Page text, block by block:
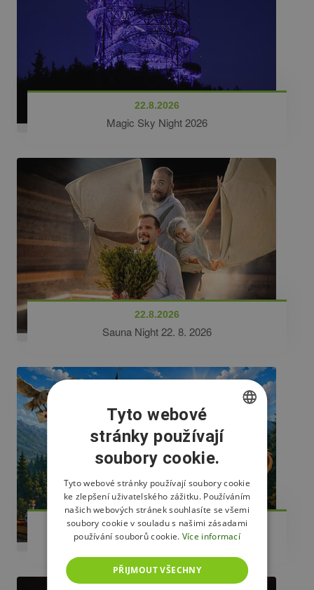
22.8.2026
Magic Sky Night 2026
22.8.2026
Sauna Night 22. 8. 2026
29.8.2026
Loučení s létem 2026
CZECH
ENGLISH
POLISH
Tyto webové
stránky používají
soubory cookie.
Tyto webové stránky používají soubory cookie
ke zlepšení uživatelského zážitku. Používáním
našich webových stránek souhlasíte se všemi
soubory cookie v souladu s našimi zásadami
používání souborů cookie. Více informací
PŘIJMOUT VŠECHNY